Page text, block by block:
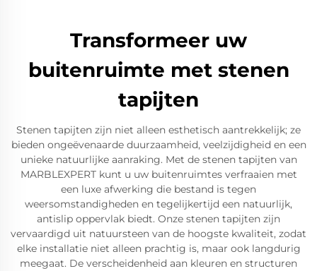
Transformeer uw
buitenruimte met stenen
tapijten
Stenen tapijten zijn niet alleen esthetisch aantrekkelijk; ze
bieden ongeëvenaarde duurzaamheid, veelzijdigheid en een
unieke natuurlijke aanraking. Met de stenen tapijten van
MARBLEXPERT kunt u uw buitenruimtes verfraaien met
een luxe afwerking die bestand is tegen
weersomstandigheden en tegelijkertijd een natuurlijk,
antislip oppervlak biedt. Onze stenen tapijten zijn
vervaardigd uit natuursteen van de hoogste kwaliteit, zodat
elke installatie niet alleen prachtig is, maar ook langdurig
meegaat. De verscheidenheid aan kleuren en structuren